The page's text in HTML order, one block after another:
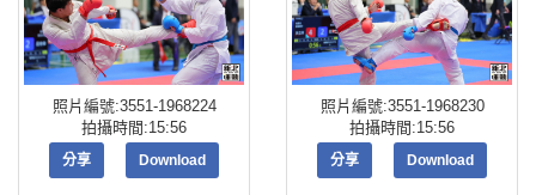
照片編號:3551-1968224
拍攝時間:15:56
分享 Download
照片編號:3551-1968230
拍攝時間:15:56
分享 Download